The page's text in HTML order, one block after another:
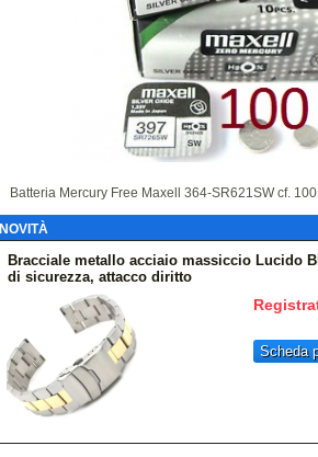
Batteria Mercury Free Maxell 364-SR621SW cf.
NOVITÀ
Bracciale metallo acciaio massiccio Lucido
di sicurezza, attacco diritto
Scheda